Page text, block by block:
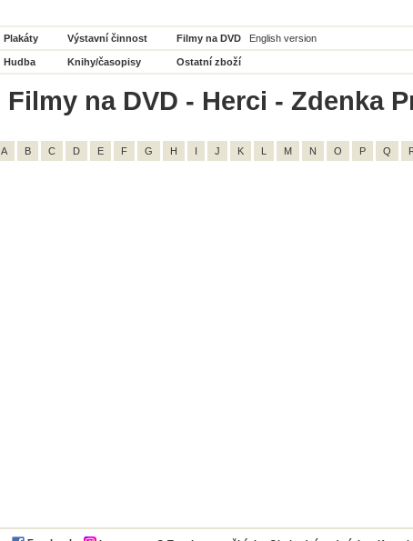
Plakáty Výstavní činnost Filmy na DVD English version
Hudba Knihy/časopisy Ostatní zboží
Filmy na DVD - Herci - Zdenka
A B C D E F G H I J K L M N O P Q